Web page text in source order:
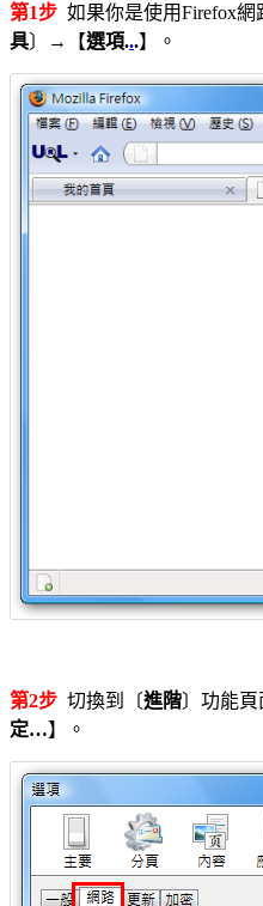
第1步 如果你是使用Firefox
具〕→【選項...】。
第2步 切換到〔進階〕功能
定…】。